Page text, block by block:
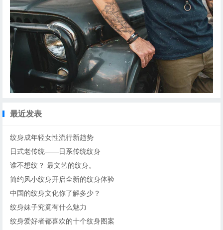
最近发表
纹身成年轻女性流行新趋势
日式老传统——日系传统纹身
谁不想纹？ 最文艺的纹身。
简约风小纹身开启全新的纹身体验
中国的纹身文化你了解多少？
纹身妹子究竟有什么魅力
纹身爱好者都喜欢的十个纹身图案